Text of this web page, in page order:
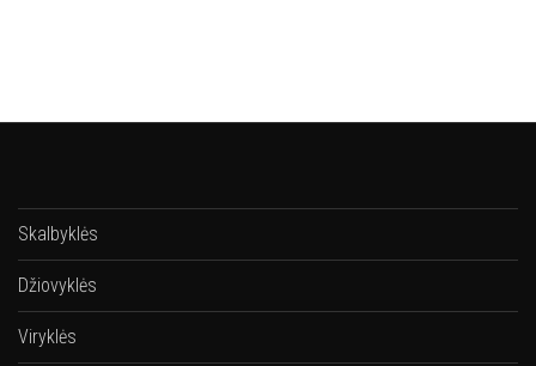
Skalbyklės
Džiovyklės
Viryklės